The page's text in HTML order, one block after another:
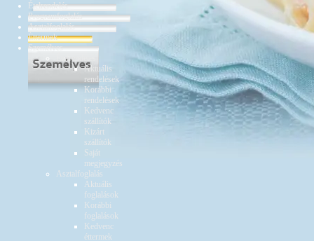
Ételrendelés
Programfoglalás
Asztalfoglalás
Éttermek
Személyes
Ételrendelés
Aktuális
rendelések
Korábbi
rendelések
Kedvenc
szállítók
Kizárt
szállítók
Saját
megjegyzés
Asztalfoglalás
Aktuális
foglalások
Korábbi
foglalások
Kedvenc
éttermek